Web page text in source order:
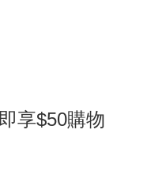
享$50購物